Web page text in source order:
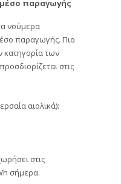
παραγωγής
νούμερα
παραγωγής. Πιο
κατηγορία των
στις
αιολικά):
στις
σήμερα.